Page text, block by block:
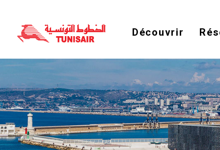
Découvrir